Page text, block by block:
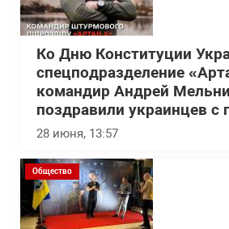
Ко Дню Конституции
спецподразделение
командир Андрей
поздравили украинцев с
28 июня, 13:57
Общество